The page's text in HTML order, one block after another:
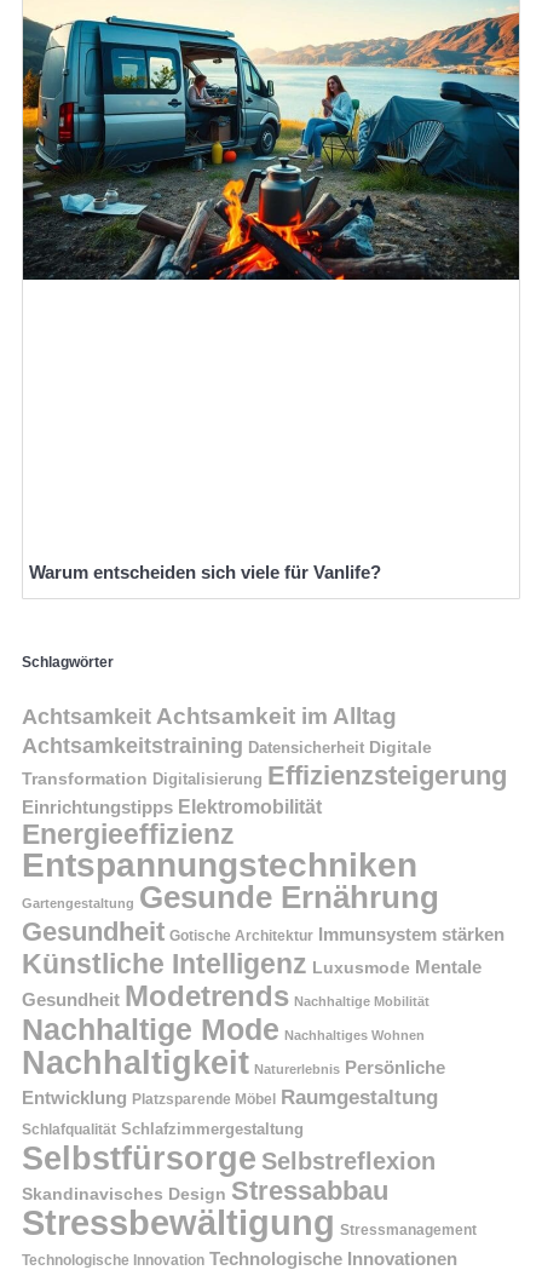
Warum entscheiden sich viele für Vanlife?
Schlagwörter
Achtsamkeit Achtsamkeit im Alltag
Achtsamkeitstraining Datensicherheit Digitale
Transformation Digitalisierung Effizienzsteigerung
Einrichtungstipps Elektromobilität
Energieeffizienz
Entspannungstechniken
Gartengestaltung Gesunde Ernährung
Gesundheit Gotische Architektur Immunsystem stärken
Künstliche Intelligenz Luxusmode Mentale
Gesundheit Modetrends Nachhaltige Mobilität
Nachhaltige Mode Nachhaltiges Wohnen
Nachhaltigkeit Naturerlebnis Persönliche
Entwicklung Platzsparende Möbel Raumgestaltung
Schlafqualität Schlafzimmergestaltung
Selbstfürsorge Selbstreflexion
Skandinavisches Design Stressabbau
Stressbewältigung Stressmanagement
Technologische Innovation Technologische Innovationen